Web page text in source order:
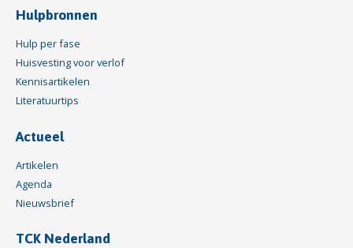
Hulpbronnen
Hulp per fase
Huisvesting voor verlof
Kennisartikelen
Literatuurtips
Actueel
Artikelen
Agenda
Nieuwsbrief
TCK Nederland